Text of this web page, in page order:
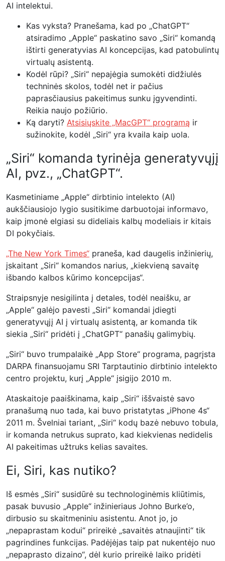
AI intelektui.
Kas vyksta? Pranešama, kad po „ChatGPT“
atsiradimo „Apple“ paskatino savo „Siri“ komandą
ištirti generatyvias AI koncepcijas, kad patobulintų
virtualų asistentą.
Kodėl rūpi? „Siri“ nepajėgia sumokėti didžiulės
techninės skolos, todėl net ir pačius
paprasčiausius pakeitimus sunku įgyvendinti.
Reikia naujo požiūrio.
Ką daryti? Atsisiųskite „MacGPT“ programą ir
sužinokite, kodėl „Siri“ yra kvaila kaip uola.
„Siri“ komanda tyrinėja generatyvųjį
AI, pvz., „ChatGPT“.
Kasmetiniame „Apple“ dirbtinio intelekto (AI)
aukščiausiojo lygio susitikime darbuotojai informavo,
kaip įmonė elgiasi su dideliais kalbų modeliais ir kitais
DI pokyčiais.
„The New York Times“ praneša, kad daugelis inžinierių,
įskaitant „Siri“ komandos narius, „kiekvieną savaitę
išbando kalbos kūrimo koncepcijas“.
Straipsnyje nesigilinta į detales, todėl neaišku, ar
„Apple“ galėjo pavesti „Siri“ komandai įdiegti
generatyvųjį AI į virtualų asistentą, ar komanda tik
siekia „Siri“ pridėti į „ChatGPT“ panašių galimybių.
„Siri“ buvo trumpalaikė „App Store“ programa, pagrįsta
DARPA finansuojamu SRI Tarptautinio dirbtinio intelekto
centro projektu, kurį „Apple“ įsigijo 2010 m.
Ataskaitoje paaiškinama, kaip „Siri“ iššvaistė savo
pranašumą nuo tada, kai buvo pristatytas „iPhone 4s“
2011 m. Švelniai tariant, „Siri“ kodų bazė nebuvo tobula,
ir komanda netrukus suprato, kad kiekvienas nedidelis
AI pakeitimas užtruks kelias savaites.
Ei, Siri, kas nutiko?
Iš esmės „Siri“ susidūrė su technologinėmis kliūtimis,
pasak buvusio „Apple“ inžinieriaus Johno Burke’o,
dirbusio su skaitmeniniu asistentu. Anot jo, jo
„nepaprastam kodui“ prireikė „savaitės atnaujinti“ tik
pagrindines funkcijas. Padėjėjas taip pat nukentėjo nuo
„nepaprasto dizaino“, dėl kurio prireikė laiko pridėti